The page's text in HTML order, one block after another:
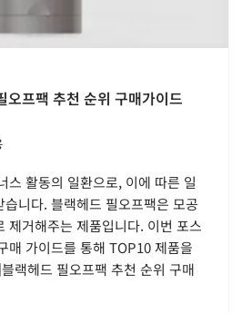
프팩 추천 순위 구매가이드
스 활동의 일환으로, 이에 따른 일
니다. 블랙헤드 필오프팩은 모공
제거해주는 제품입니다. 이번 포스
매 가이드를 통해 TOP10 제품을
랙헤드 필오프팩 추천 순위 구매